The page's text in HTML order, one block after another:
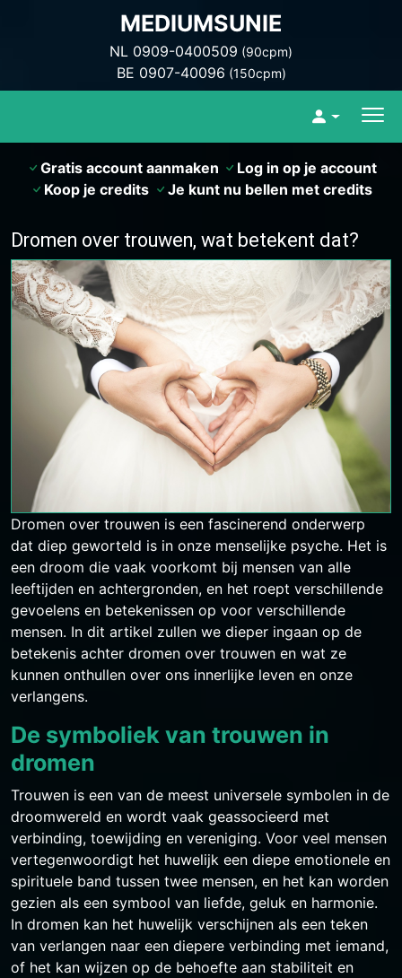
MEDIUMSUNIE
NL 0909-0400509 (90cpm)
BE 0907-40096 (150cpm)
Gratis account aanmaken
Log in op je account
Koop je credits
Je kunt nu bellen met credits
Dromen over trouwen, wat betekent dat?
Dromen over trouwen is een fascinerend onderwerp
dat diep geworteld is in onze menselijke psyche. Het is
een droom die vaak voorkomt bij mensen van alle
leeftijden en achtergronden, en het roept verschillende
gevoelens en betekenissen op voor verschillende
mensen. In dit artikel zullen we dieper ingaan op de
betekenis achter dromen over trouwen en wat ze
kunnen onthullen over ons innerlijke leven en onze
verlangens.
De symboliek van trouwen in
dromen
Trouwen is een van de meest universele symbolen in de
droomwereld en wordt vaak geassocieerd met
verbinding, toewijding en vereniging. Voor veel mensen
vertegenwoordigt het huwelijk een diepe emotionele en
spirituele band tussen twee mensen, en het kan worden
gezien als een symbool van liefde, geluk en harmonie.
In dromen kan het huwelijk verschijnen als een teken
van verlangen naar een diepere verbinding met iemand,
of het kan wijzen op de behoefte aan stabiliteit en